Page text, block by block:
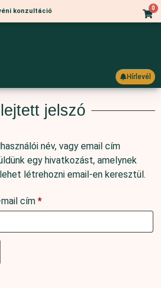
konzultáció 0
Hírlevél
jelszó
név, vagy email cím
egy hivatkozást, amelynek
létrehozni email-en keresztül.
cím *